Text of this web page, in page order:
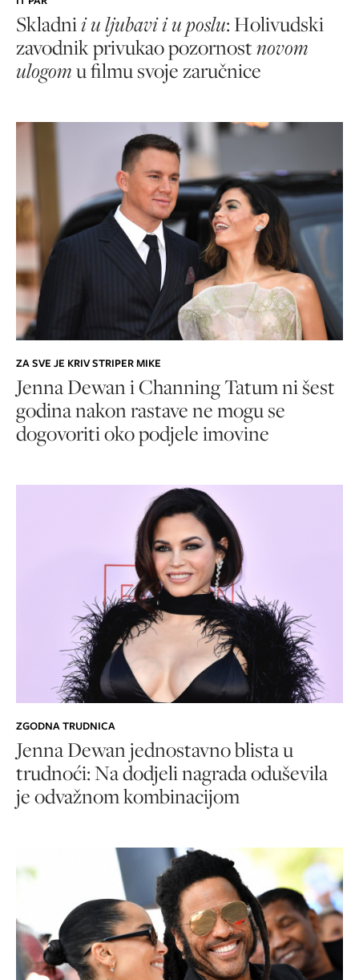
Skladnii u ljubavi i u poslu: Holivudski
zavodnik privukao pozornostnovom
ulogomu filmu svoje zaručnice
ZA SVE JE KRIV STRIPER MIKE
Jenna Dewan i Channing Tatum ni šest
godina nakon rastave ne mogu se
dogovoriti oko podjele imovine
ZGODNA TRUDNICA
Jenna Dewan jednostavno blista u
trudnoći: Na dodjeli nagrada oduševila
je odvažnom kombinacijom